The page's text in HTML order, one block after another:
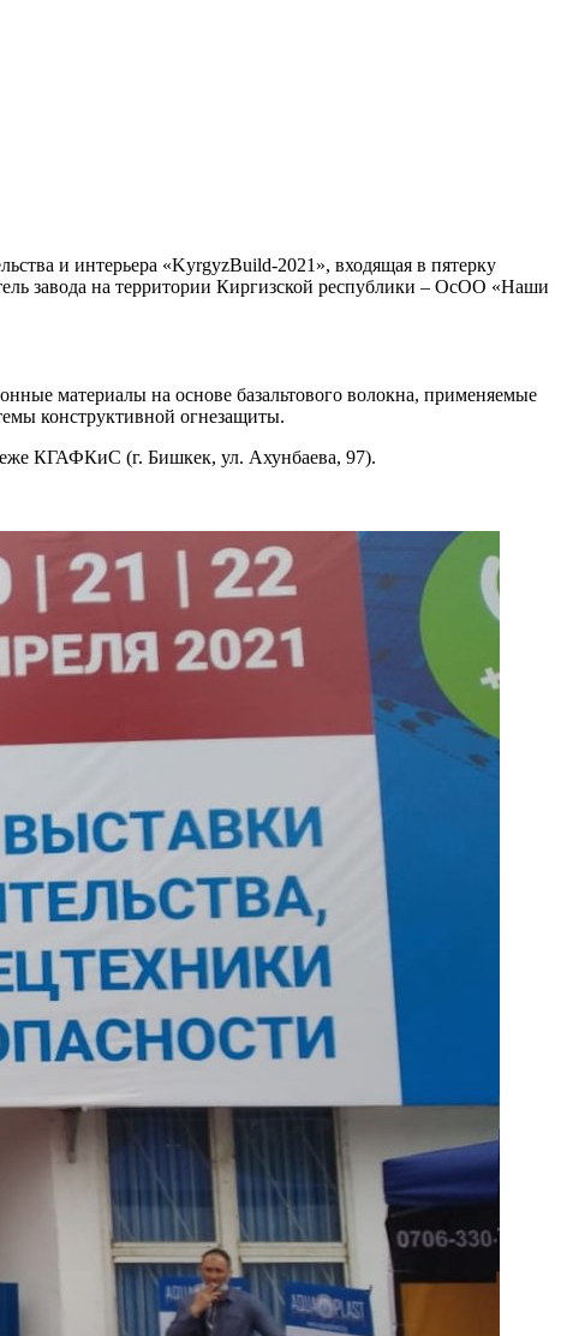
и интерьера «KyrgyzBuild-2021», входящая в пятерку
завода на территории Киргизской республики – ОсОО «Наши
материалы на основе базальтового волокна, применяемые
конструктивной огнезащиты.
КГАФКиС (г. Бишкек, ул. Ахунбаева, 97).